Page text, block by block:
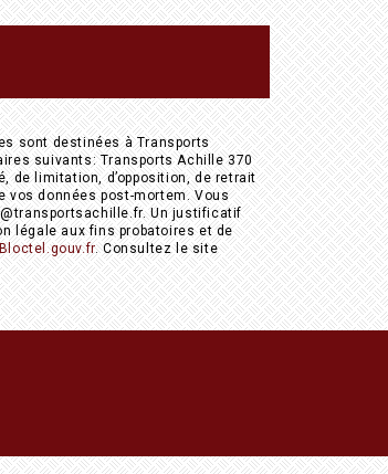
sont destinées à Transports
suivants: Transports Achille 370
de limitation, d’opposition, de retrait
vos données post-mortem. Vous
Un justificatif
légale aux fins probatoires et de
. Consultez le site